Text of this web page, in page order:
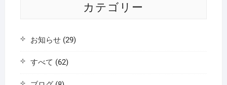
カテゴリー
お知らせ(29)
すべて (62)